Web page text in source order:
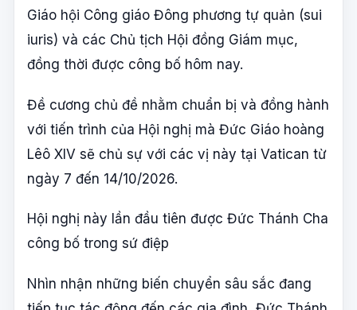
Giáo hội Công giáo Đông phương tự quản (sui
iuris) và các Chủ tịch Hội đồng Giám mục,
đồng thời được công bố hôm nay.
Đề cương chủ đề nhằm chuẩn bị và đồng hành
với tiến trình của Hội nghị mà Đức Giáo hoàng
Lêô XIV sẽ chủ sự với các vị này tại Vatican từ
ngày 7 đến 14/10/2026.
Hội nghị này lần đầu tiên được Đức Thánh Cha
công bố trong sứ điệp
Nhìn nhận những biến chuyển sâu sắc đang